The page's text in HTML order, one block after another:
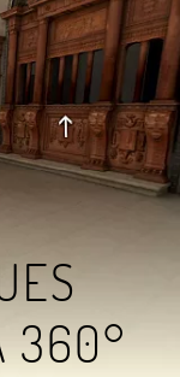
360°